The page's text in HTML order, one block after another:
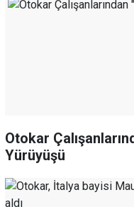
Otokar
Yürüyüşü